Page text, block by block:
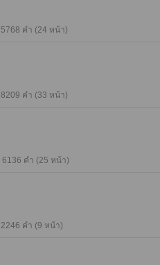
5768 คำ (24 หน้า)
8209 คำ (33 หน้า)
6136 คำ (25 หน้า)
2246 คำ (9 หน้า)